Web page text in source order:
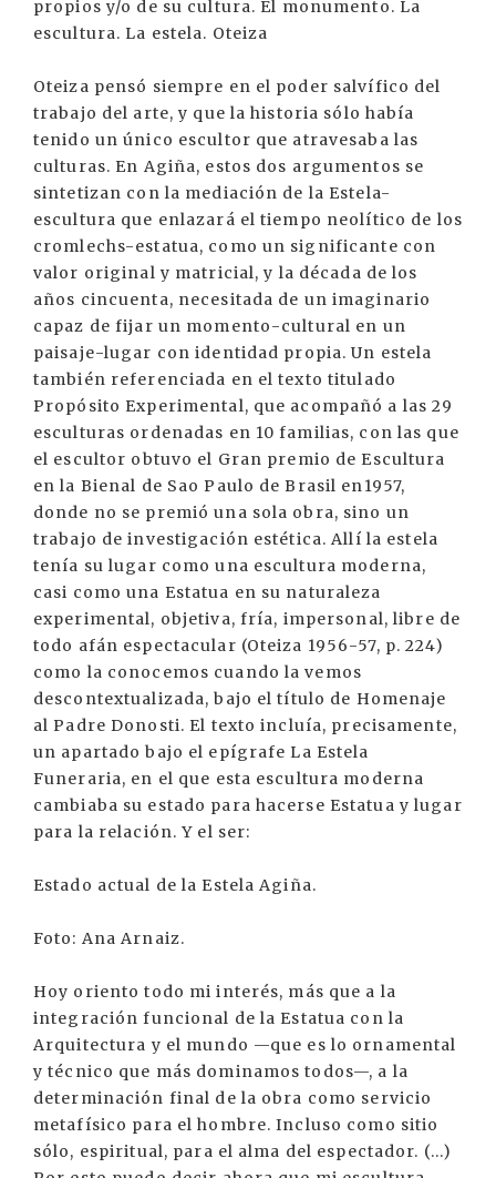
propios y/o de su cultura. El monumento. La
escultura. La estela. Oteiza
Oteiza pensó siempre en el poder salvífico del
trabajo del arte, y que la historia sólo había
tenido un único escultor que atravesaba las
culturas. En Agiña, estos dos argumentos se
sintetizan con la mediación de la Estela-
escultura que enlazará el tiempo neolítico de los
cromlechs-estatua, como un significante con
valor original y matricial, y la década de los
años cincuenta, necesitada de un imaginario
capaz de fijar un momento-cultural en un
paisaje-lugar con identidad propia. Un estela
también referenciada en el texto titulado
Propósito Experimental, que acompañó a las 29
esculturas ordenadas en 10 familias, con las que
el escultor obtuvo el Gran premio de Escultura
en la Bienal de Sao Paulo de Brasil en1957,
donde no se premió una sola obra, sino un
trabajo de investigación estética. Allí la estela
tenía su lugar como una escultura moderna,
casi como una Estatua en su naturaleza
experimental, objetiva, fría, impersonal, libre de
todo afán espectacular (Oteiza 1956-57, p. 224)
como la conocemos cuando la vemos
descontextualizada, bajo el título de Homenaje
al Padre Donosti. El texto incluía, precisamente,
un apartado bajo el epígrafe La Estela
Funeraria, en el que esta escultura moderna
cambiaba su estado para hacerse Estatua y lugar
para la relación. Y el ser:
Estado actual de la Estela Agiña.
Foto: Ana Arnaiz.
Hoy oriento todo mi interés, más que a la
integración funcional de la Estatua con la
Arquitectura y el mundo —que es lo ornamental
y técnico que más dominamos todos—, a la
determinación final de la obra como servicio
metafísico para el hombre. Incluso como sitio
sólo, espiritual, para el alma del espectador. (...)